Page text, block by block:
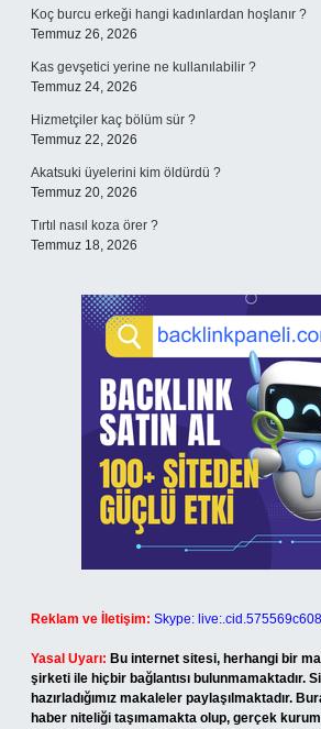
Koç burcu erkeği hangi kadınlardan hoşlanır ?
Temmuz 26, 2026
Kas gevşetici yerine ne kullanılabilir ?
Temmuz 24, 2026
Hizmetçiler kaç bölüm sür ?
Temmuz 22, 2026
Akatsuki üyelerini kim öldürdü ?
Temmuz 20, 2026
Tırtıl nasıl koza örer ?
Temmuz 18, 2026
Reklam ve İletişim: Skype:
Yasal Uyarı: Bu internet sitesi, herhangi bir
şirketi ile hiçbir bağlantısı bulunmamaktadır.
hazırladığımız makaleler paylaşılmaktadır.
haber niteliği taşımamakta olup, gerçek